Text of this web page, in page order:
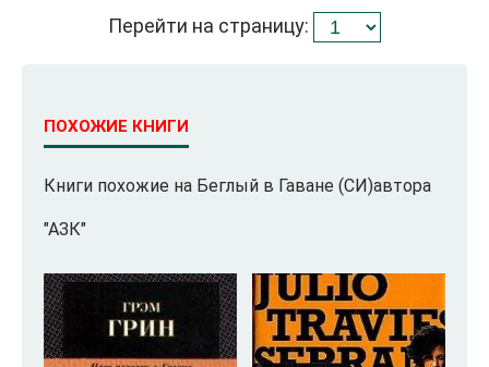
Перейти на страницу:
ПОХОЖИЕ КНИГИ
Книги похожие на Беглый в Гаване (СИ)автора
"АЗК"